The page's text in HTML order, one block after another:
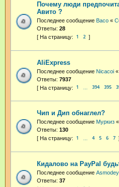
Почему люди
Авито ?
Последнее сообщение Васо «
Ответы: 28
1 2
AliExpress
Последнее сообщение Nicacoi «
Ответы: 7937
1 394 395
Чип и Дип обнаглел?
Последнее сообщение Муркиз «
Ответы: 130
1 4 5 6 7
Кидалово на PayPal
Последнее сообщение Asmodey
Ответы: 37